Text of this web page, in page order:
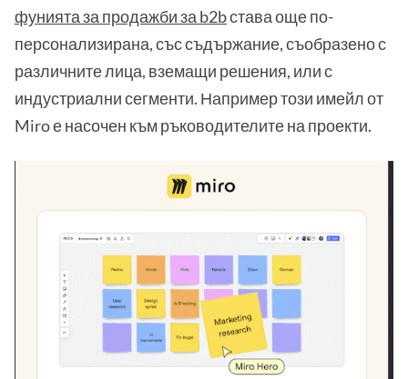
фунията за продажби за b2bстава още по-
персонализирана, със съдържание, съобразено с
различните лица, вземащи решения, или с
индустриални сегменти. Например този имейл от
Miro е насочен към ръководителите на проекти.